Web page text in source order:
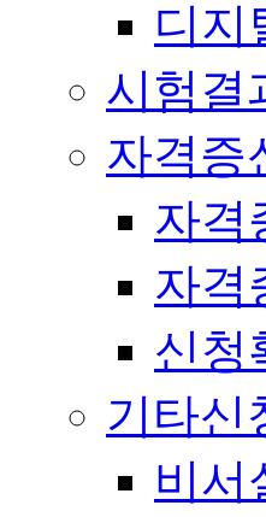
디지
시험결
자격증
자격
자격
신청
기타신
비서